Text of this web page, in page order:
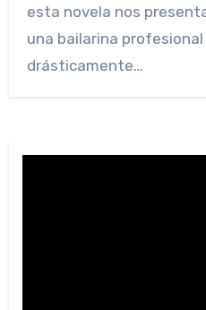
esta novela nos
una bailarina
drásticamente…